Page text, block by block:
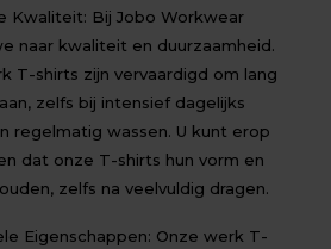
Kwaliteit: Bij Jobo Workwear
naar kwaliteit en duurzaamheid.
T-shirts zijn vervaardigd om lang
zelfs bij intensief dagelijks
regelmatig wassen. U kunt erop
dat onze T-shirts hun vorm en
zelfs na veelvuldig dragen.
Eigenschappen: Onze werk T-